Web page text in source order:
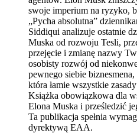
swoje imperium na ryzyko,
„Pycha absolutna”
Siddiqui analizuje ostatnie
Muska od rozwoju Tesli,
przejęcie i zmianę nazwy
osobisty rozwój od
pewnego siebie
która łamie wszystkie
Książka obowiązkowa dla
Elona Muska i prześledzić
Ta publikacja spełnia
dyrektywą EAA.